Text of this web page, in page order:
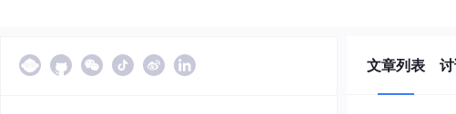
文章列表